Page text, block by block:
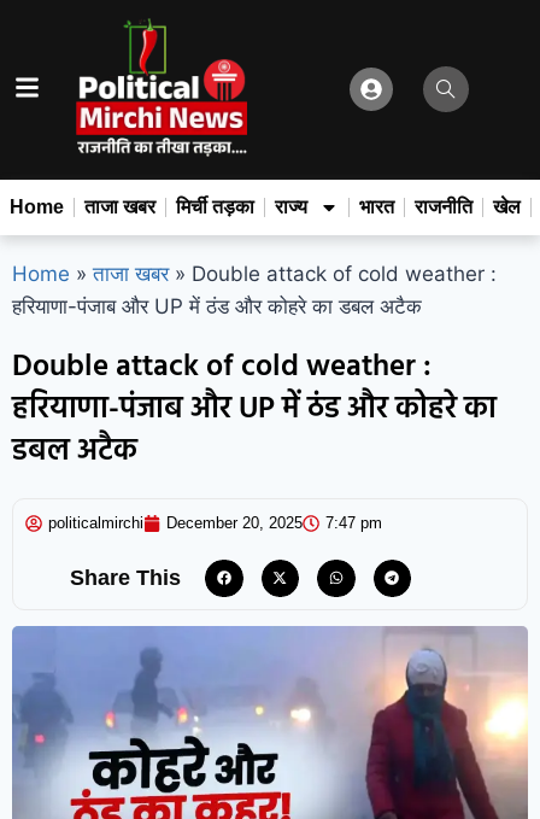
Home ताजा खबर मिर्ची तड़का राज्य भारत राजनीति खेल
Home » ताजा खबर » Double attack of cold weather :
हरियाणा-पंजाब और UP में ठंड और कोहरे का डबल अटैक
Double attack of cold weather :
हरियाणा-पंजाब और UP में ठंड और कोहरे का
डबल अटैक
politicalmirchi December 20, 2025 7:47 pm
Share This